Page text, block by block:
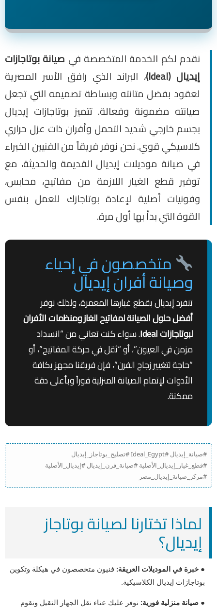
نقدم لكم الخدمة المتخصصة في صيانة بوتاجازات
إيديال (Ideal)
، البراند الذي رافق الأسر المصرية
لعقود بفضل متانته وبساطة تصميمه التي تجعل
صيانته مضمونة وفعالة. تتميز بوتاجازات إيديال
بجسم خارجي شديد التحمل وأفران ذات عزل حراري
كلاسيكي قوي. نحن نوفر فريقاً من الفنيين الخبراء
في صيانة موديلات إيديال القديمة والحديثة، مع
توفير قطع الغيار اللازمة من مفاتيح، محابس،
وفونيات أصلية لإعادة بوتاجازك للعمل بنفس
القوة التي بدأ بها أول مرة.
متخصصون في إحياء
وصيانة أفران إيديال
تنفرد إيديال بقطع غيارها المعمرة، ولذلك نوفر
أفضل حلول الصيانة لمفاتيح الغاز ومنظمات الأفران
لبوتاجازات Ideal
. سواء كنت تعاني من “انسداد
مزمن في العيون”، أو “ثقل في حركة المفاتيح”، أو
“حاجة لتغيير زجاج الفرن”، فإن فريقنا مجهز بكافة
الأدوات لإتمام الصيانة المنزلية فوراً وبأعلى دقة
ممكنة.
#صيانة_إيديال #Ideal_Egypt #تصليح_بوتاجاز_إيديال
#قطع_غيار_إيديال_الأصلية #صيانة_فرن_إيديال #إيديال_الأصلية
#مركز_صيانة_إيديال_مصر
لماذا تختارنا لصيانة بوتاجاز
إيديال؟
● خبرة في الموديلات العريقة: فنيون متخصصون في هيكلة وتكوين
بوتاجازات إيديال الكلاسيكية.
● صيانة منزلية فورية: نوفر عليك عناء نقل الجهاز الثقيل ونقوم